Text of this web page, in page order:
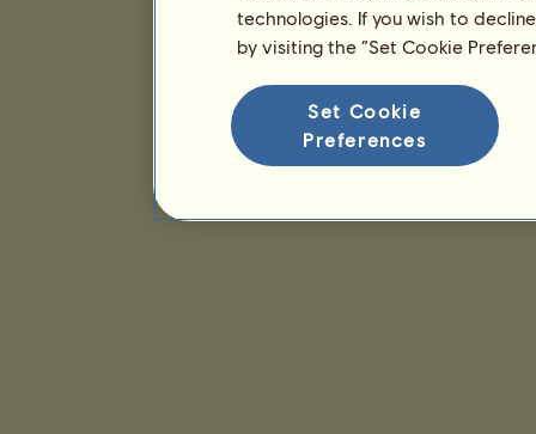
technologies. If you wish to
by visiting the “Set Cookie
Set Cookie
Preferences